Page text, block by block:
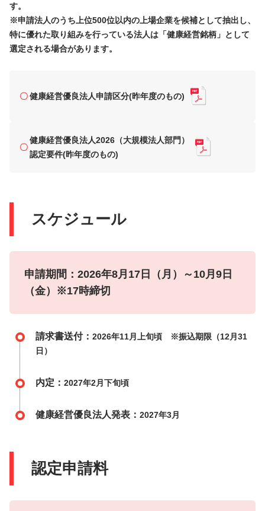
す。
※申請法人のうち上位500位以内の上場企業を候補として抽出し、
特に優れた取り組みを行っている法人は「健康経営銘柄」として
選定される場合があります。
健康経営優良法人申請区分(昨年度のもの)
健康経営優良法人2026（大規模法人部門）
認定要件(昨年度のもの)
スケジュール
申請期間：2026年8月17日（月）～10月9日
（金）※17時締切
請求書送付： 2026年11月上旬頃 ※振込期限（12月31
日）
内定： 2027年2月下旬頃
健康経営優良法人発表： 2027年3月
認定申請料